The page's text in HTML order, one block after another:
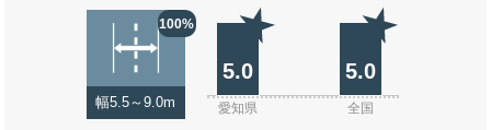
100%
幅5.5～9.0m
5.0 5.0
愛知県 全国